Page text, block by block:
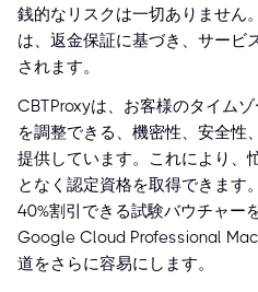
銭的なリスクは一切ありません
は、返金保証に基づき、サービ
されます。
CBTProxyは、お客様のタイム
を調整できる、機密性、安全性
提供しています。これにより、
となく認定資格を取得できます
40%割引できる試験バウチャー
Google Cloud Professional
道をさらに容易にします。